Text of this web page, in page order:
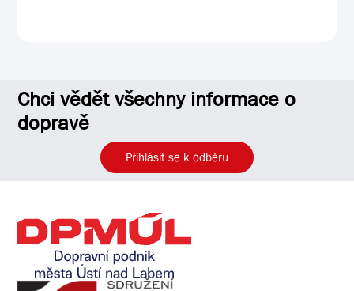
Chci vědět všechny informace o
dopravě
Přihlásit se k odběru